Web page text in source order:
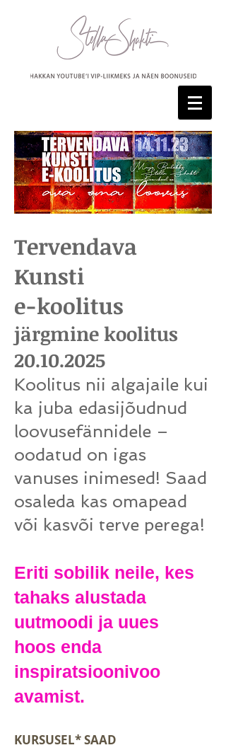
Tervendava
Kunsti
e-koolitus
järgmine koolitus
20.10.2025
Koolitus nii algajaile kui
ka juba edasijõudnud
loovusefännidele –
oodatud on igas
vanuses inimesed! Saad
osaleda kas omapead
või kasvõi terve perega!
Eriti sobilik neile, kes
tahaks alustada
uutmoodi ja uues
hoos enda
inspiratsioonivoo
avamist.
KURSUSEL*SAAD